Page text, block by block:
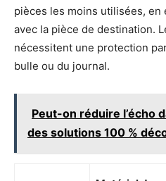
pièces les moins utilisées,
avec la pièce de destination.
nécessitent une protection
bulle ou du journal.
Peut-on réduire l’écho
des solutions 100 %